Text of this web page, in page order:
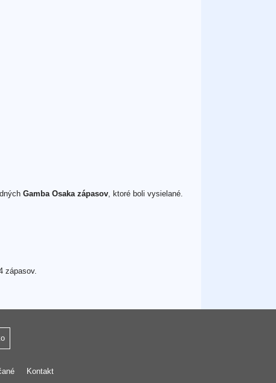
Gamba Osaka zápasov, ktoré boli vysielané.
zápasov.
Kontakt